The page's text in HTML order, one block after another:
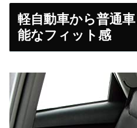
軽自動車から普通
能なフィット感